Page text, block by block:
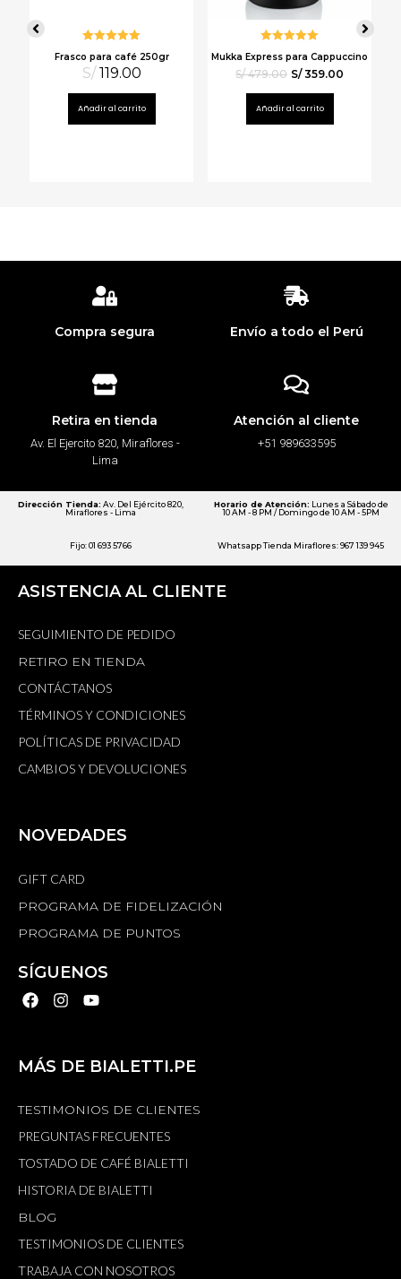
Frasco para café 250gr
S/119.00
Añadir al carrito
Valorado
con5.00de
5
Mukka Express para Cappuccino
S/479.00 S/359.00
Añadir al carrito
con5.00de
5
Compra segura Envío a todo el Perú
Retira en tienda
Av. El Ejercito 820, Miraflores -
Lima
Atención al cliente
+51 989633595
Dirección Tienda: Av. Del Ejército 820,
Miraflores - Lima
Horario de Atención: Lunes a Sábado de
10 AM - 8 PM / Domingo de 10 AM - 5PM
Fijo: 01 693 5766 Whatsapp Tienda Miraflores: 967 139 945
ASISTENCIA AL CLIENTE
SEGUIMIENTO DE PEDIDO
RETIRO EN TIENDA
CONTÁCTANOS
TÉRMINOS Y CONDICIONES
POLÍTICAS DE PRIVACIDAD
CAMBIOS Y DEVOLUCIONES
NOVEDADES
GIFT CARD
PROGRAMA DE FIDELIZACIÓN
PROGRAMA DE PUNTOS
SÍGUENOS
MÁS DE BIALETTI.PE
TESTIMONIOS DE CLIENTES
PREGUNTAS FRECUENTES
TOSTADO DE CAFÉ BIALETTI
HISTORIA DE BIALETTI
BLOG
TESTIMONIOS DE CLIENTES
TRABAJA CON NOSOTROS